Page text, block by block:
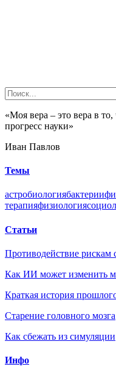
«Моя вера – это вера в то,
прогресс науки»
Иван Павлов
Темы
астробиологиябактерии
терапияфизиология
Статьи
Противодействие
Как ИИ может изменить
Краткая история
Старение головного мозга
Как сбежать из симуляции
Инфо